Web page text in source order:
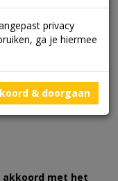
akkoord met het
privacy
ga je hiermee
& doorgaan